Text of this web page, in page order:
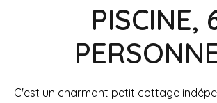
PISCINE,
C'est un charmant petit cottage